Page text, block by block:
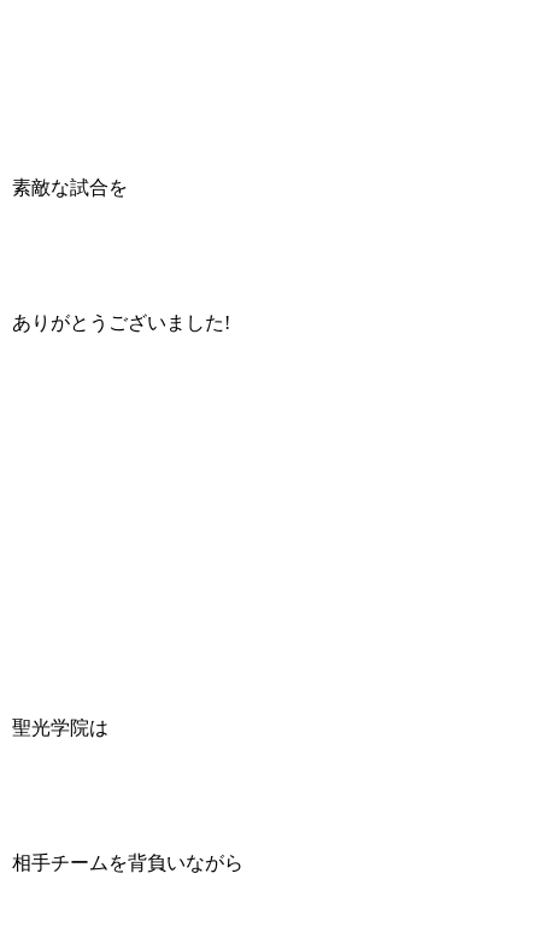
素敵な試合を
ありがとうございました!
聖光学院は
相手チームを背負いながら